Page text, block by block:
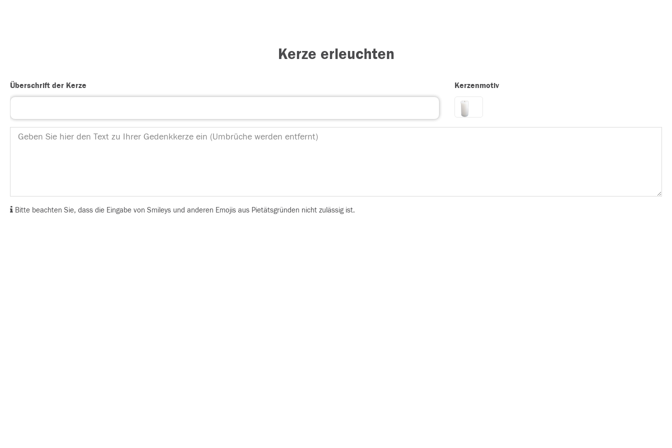
Kerze erleuchten
Überschrift der Kerze Kerzenmotiv
Bitte beachten Sie, dass die Eingabe von Smileys und anderen Emojis aus Pietätsgründen nicht zulässig ist.